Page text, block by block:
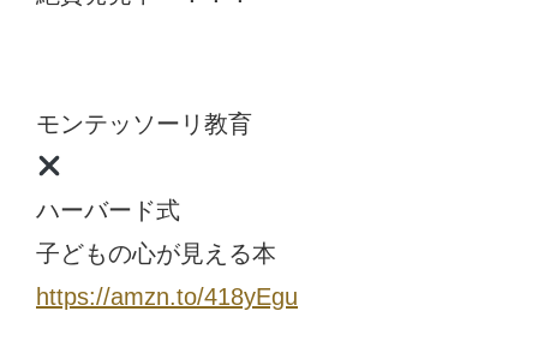
モンテッソーリ教育
ハーバード式
子どもの心が見える本
https://amzn.to/418yEgu